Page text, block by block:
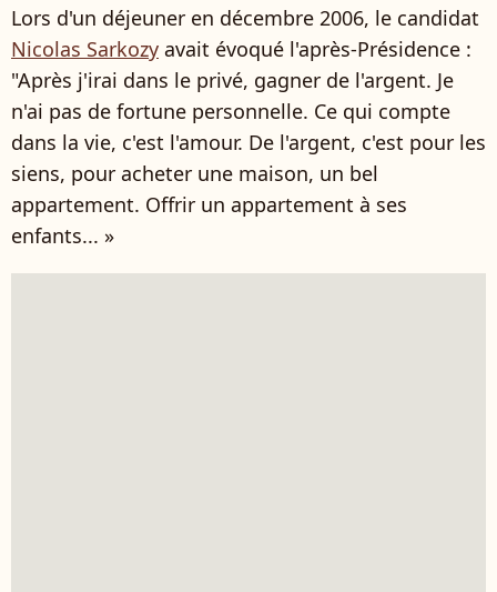
Lors d'un déjeuner en décembre 2006, le candidat
Nicolas Sarkozy avait évoqué l'après-Présidence :
"Après j'irai dans le privé, gagner de l'argent. Je
n'ai pas de fortune personnelle. Ce qui compte
dans la vie, c'est l'amour. De l'argent, c'est pour les
siens, pour acheter une maison, un bel
appartement. Offrir un appartement à ses
enfants... »